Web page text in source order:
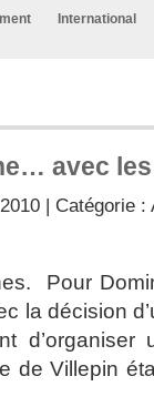
International
avec
| Catégorie :
Pour
la décision
de Villepin